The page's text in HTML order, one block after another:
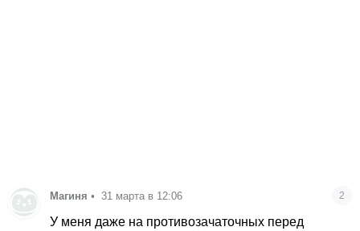
Магиня • 31 марта в 12:06 2
У меня даже на противозачаточных перед